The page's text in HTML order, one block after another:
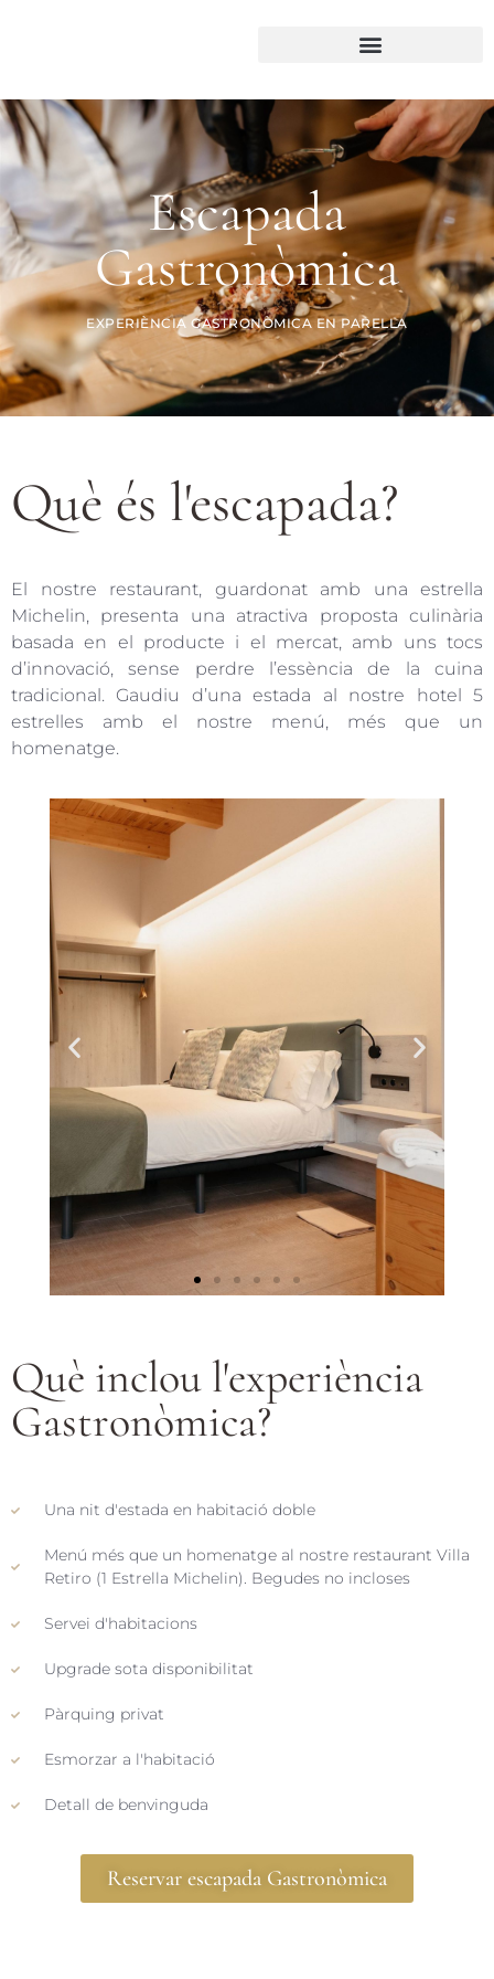
Escapada
Gastronòmica
EXPERIÈNCIA GASTRONÒMICA EN PARELLA
Què és l'escapada?
El nostre restaurant, guardonat amb una estrella
Michelin, presenta una atractiva proposta culinària
basada en el producte i el mercat, amb uns tocs
d’innovació, sense perdre l’essència de la cuina
tradicional. Gaudiu d’una estada al nostre hotel 5
estrelles amb el nostre menú, més que un
homenatge.
Què inclou l'experiència
Gastronòmica?
Una nit d'estada en habitació doble
Menú més que un homenatge al nostre restaurant Villa
Retiro (1 Estrella Michelin). Begudes no incloses
Servei d'habitacions
Upgrade sota disponibilitat
Pàrquing privat
Esmorzar a l'habitació
Detall de benvinguda
Reservar escapada Gastronòmica